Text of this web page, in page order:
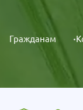
Гражданам